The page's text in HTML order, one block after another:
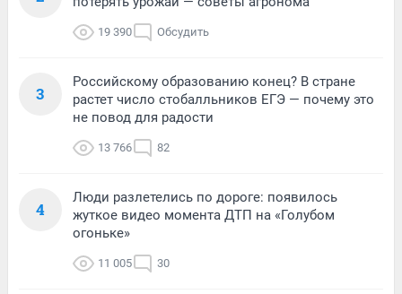
19 390 Обсудить
3
Российскому образованию конец? В стране
растет число стобалльников ЕГЭ — почему это
не повод для радости
13 766 82
4
Люди разлетелись по дороге: появилось
жуткое видео момента ДТП на «Голубом
огоньке»
11 005 30